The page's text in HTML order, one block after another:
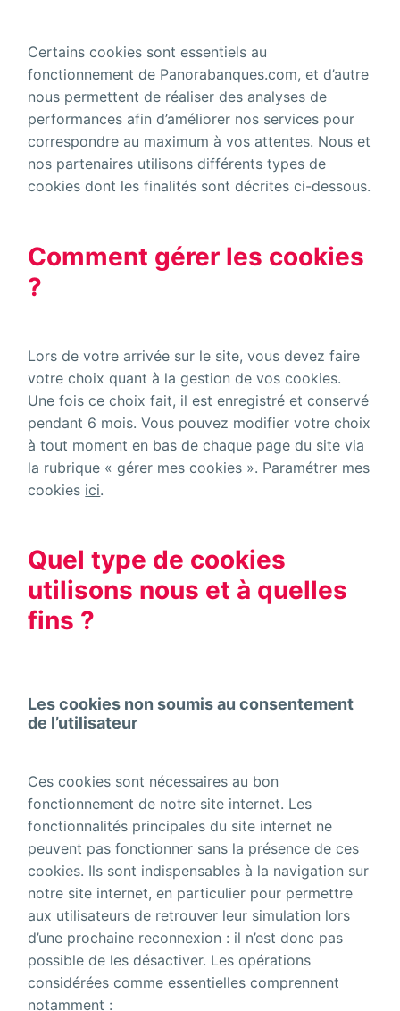
Certains cookies sont essentiels au
fonctionnement de Panorabanques.com, et d’autre
nous permettent de réaliser des analyses de
performances afin d’améliorer nos services pour
correspondre au maximum à vos attentes. Nous et
nos partenaires utilisons différents types de
cookies dont les finalités sont décrites ci-dessous.
Comment gérer les cookies
?
Lors de votre arrivée sur le site, vous devez faire
votre choix quant à la gestion de vos cookies.
Une fois ce choix fait, il est enregistré et conservé
pendant 6 mois. Vous pouvez modifier votre choix
à tout moment en bas de chaque page du site via
la rubrique « gérer mes cookies ». Paramétrer mes
cookies ici.
Quel type de cookies
utilisons nous et à quelles
fins ?
Les cookies non soumis au consentement
de l’utilisateur
Ces cookies sont nécessaires au bon
fonctionnement de notre site internet. Les
fonctionnalités principales du site internet ne
peuvent pas fonctionner sans la présence de ces
cookies. Ils sont indispensables à la navigation sur
notre site internet, en particulier pour permettre
aux utilisateurs de retrouver leur simulation lors
d’une prochaine reconnexion : il n’est donc pas
possible de les désactiver. Les opérations
considérées comme essentielles comprennent
notamment :